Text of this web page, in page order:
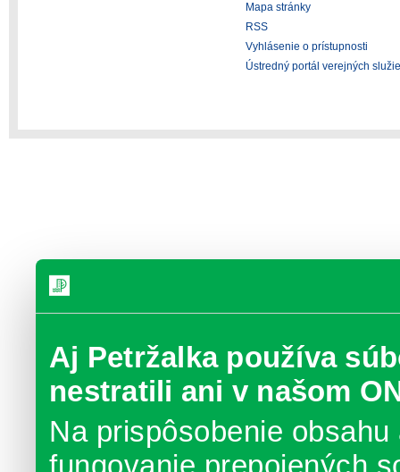
Aj Petržalka používa
nestratili ani v našom
Na prispôsobenie
Mapa stránky
RSS
Vyhlásenie o prístupnosti
Ústredný portál verejných